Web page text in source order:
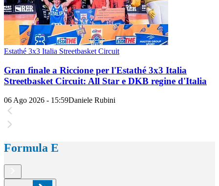
Estathé 3x3 Italia Streetbasket Circuit
Gran finale a Riccione per l'Estathé 3x3 Italia
Streetbasket Circuit: All Star e DKB regine d'Italia
06 Ago 2026 - 15:59Daniele Rubini
Formula E